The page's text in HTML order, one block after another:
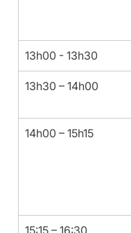
13h00 - 13h30
13h30 – 14h00
14h00 – 15h15